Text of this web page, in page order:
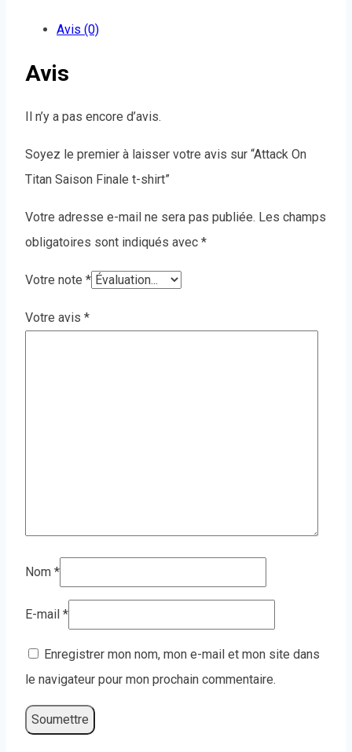
Avis (0)
Avis
Il n’y a pas encore d’avis.
Soyez le premier à laisser votre avis sur “Attack On
Titan Saison Finale t-shirt”
Votre adresse e-mail ne sera pas publiée. Les champs
obligatoires sont indiqués avec *
Votre note *
Votre avis *
Nom *
E-mail *
Enregistrer mon nom, mon e-mail et mon site dans
le navigateur pour mon prochain commentaire.